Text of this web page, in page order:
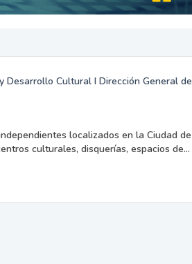
Desarrollo Cultural I Dirección General de
localizados en la Ciudad de
culturales, disquerías, espacios de...